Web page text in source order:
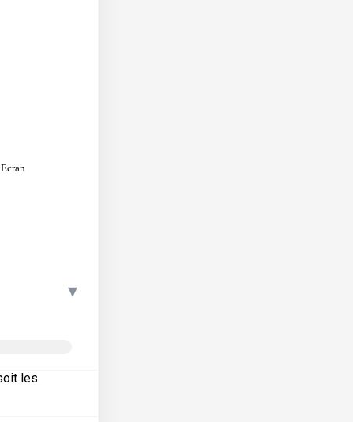
▾
les